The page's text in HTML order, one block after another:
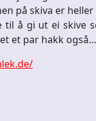
på skiva er
til å gi ut ei skive
et par hakk også…